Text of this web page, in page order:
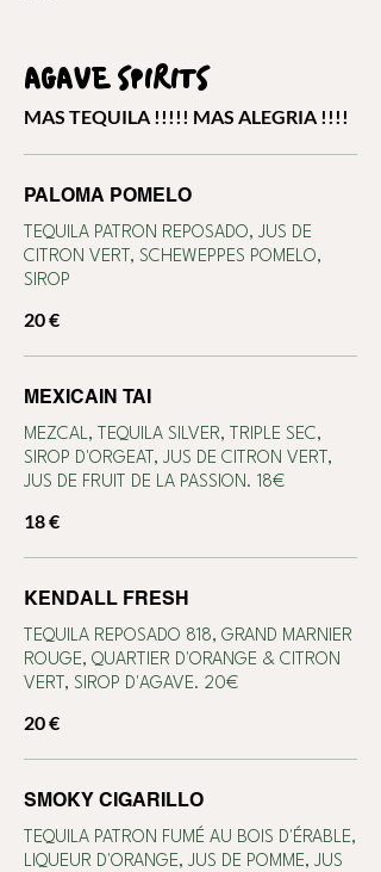
AGAVE SPIRITS
MAS TEQUILA !!!!! MAS ALEGRIA !!!!
PALOMA POMELO
TEQUILA PATRON REPOSADO, JUS DE
CITRON VERT, SCHEWEPPES POMELO,
SIROP
20 €
MEXICAIN TAI
MEZCAL, TEQUILA SILVER, TRIPLE SEC,
SIROP D'ORGEAT, JUS DE CITRON VERT,
18 €
KENDALL FRESH
TEQUILA REPOSADO 818, GRAND MARNIER
ROUGE, QUARTIER D'ORANGE & CITRON
VERT, SIROP D'AGAVE. 20€
20 €
SMOKY CIGARILLO
TEQUILA PATRON FUMÉ AU BOIS D'ÉRABLE,
LIQUEUR D'ORANGE, JUS DE POMME, JUS